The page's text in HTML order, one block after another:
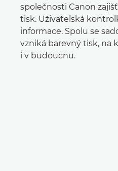
společnosti Canon
tisk. Uživatelská
informace. Spolu se
vzniká barevný tisk, na
i v budoucnu.